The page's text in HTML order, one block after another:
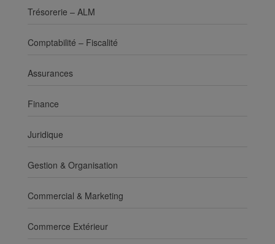
Trésorerie – ALM
Comptabilité – Fiscalité
Assurances
Finance
Juridique
Gestion & Organisation
Commercial & Marketing
Commerce Extérieur